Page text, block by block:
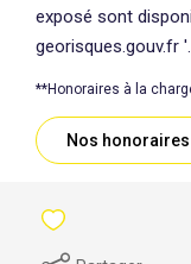
exposé sont
georisques.gouv.fr '.
**Honoraires à la
Nos honoraires